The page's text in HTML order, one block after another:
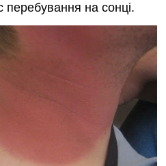
перебування на сонці.